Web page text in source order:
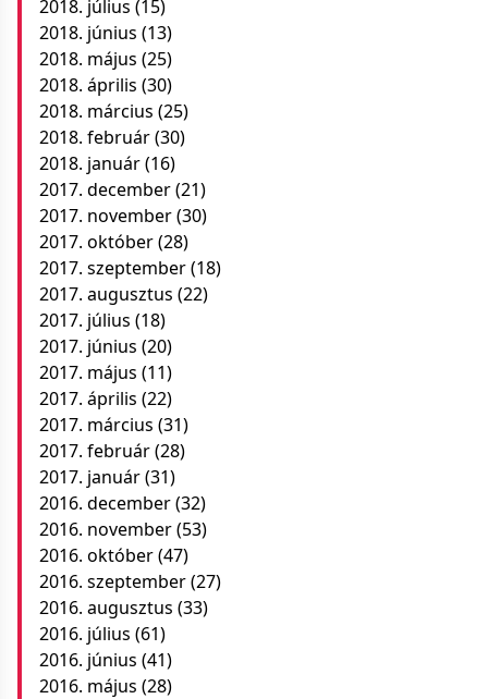
2018. július (15)
2018. június (13)
2018. május (25)
2018. április (30)
2018. március (25)
2018. február(30)
2018. január(16)
2017. december(21)
2017. november(30)
2017. október(28)
2017. szeptember(18)
2017. augusztus (22)
2017. július (18)
2017. június (20)
2017. május (11)
2017. április (22)
2017. március (31)
2017. február(28)
2017. január(31)
2016. december(32)
2016. november(53)
2016. október(47)
2016. szeptember(27)
2016. augusztus (33)
2016. július (61)
2016. június (41)
2016. május (28)